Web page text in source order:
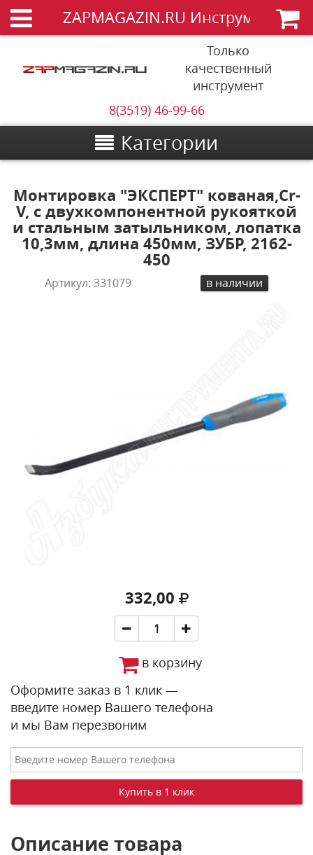
ZAPMAGAZIN.RU Инструменты
Только
качественный
инструмент
8(3519) 46-99-66
Категории
Монтировка "ЭКСПЕРТ" кованая,Cr-
V, c двухкомпонентной рукояткой
и стальным затыльником, лопатка
10,3мм, длина 450мм, ЗУБР, 2162-
450
Артикул:331079 в наличии
332,00
в корзину
Оформите заказ в 1 клик —
введите номер Вашего телефона
и мы Вам перезвоним
Описание товара